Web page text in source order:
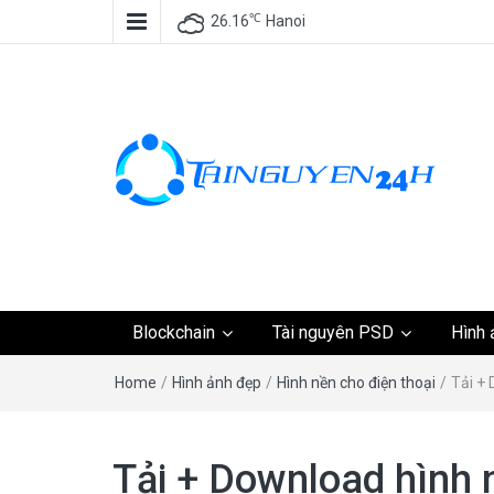
26.16℃ Hanoi
tài nguyên đồ họa,
Blockchain Tài nguyên PSD Hình
Home / Hình ảnh đẹp / Hình nền cho điện thoại / Tải +
Tải + Download hình